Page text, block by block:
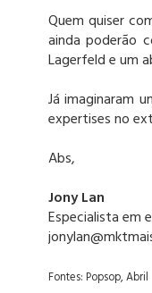
Quem quiser
ainda poderão
Lagerfeld e um
Já imaginaram
expertises no
Abs,
Jony Lan
Especialista em
Fontes: Popsop, Abril